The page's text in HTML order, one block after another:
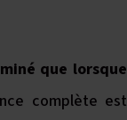
que lorsque
complète est